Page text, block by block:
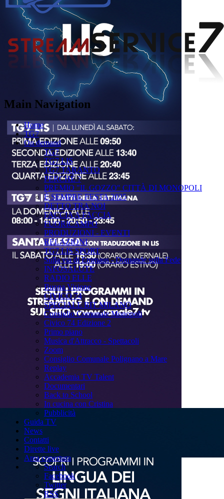
Main Navigation
Home
TG7
On demand
TG7
TG7 LIS
TG7 TARANTO
PERCHÉ ?
PREMIO "IL GOZZO" CITTÀ DI MONOPOLI
È SEMPRE FESTA 2025
DETTO TRA NOI
FACCIA A FACCIA
FUORICAMPO
PRODUZIONI - EVENTI
RELAZIONI
TG7 LIS SPORT
Sulla via di Emmaus - Domande sulla Fede
INFOSALUTE
RADIO ELLE
Buona Visione
CIVICO 74
SPECIALE BIT MILANO
Consiglio Comunale Monopoli
Civico 74 Edizione 2
Primo piano
Musica d'Attracco - Spettacoli
Zoom
Consiglio Comunale Polignano a Mare
Replay
Accademia TV Talent
Documentari
Back to School
In cucina con Cristina
Pubblicità
Guida TV
News
Contatti
Dirette live
Area copertura
Search
Facebook
Twitter
RSS